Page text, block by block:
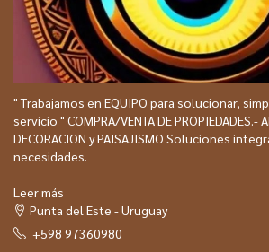
" Trabajamos en EQUIPO para solucionar,
servicio " COMPRA/VENTA DE PROPIEDADES.-
DECORACION y PAISAJISMO Soluciones
necesidades.
Leer más
Punta del Este - Uruguay
+598 97360980